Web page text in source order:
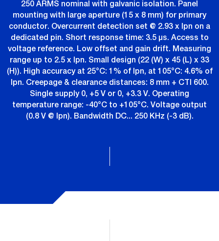
250 ARMS nominal with galvanic isolation. Panel
mounting with large aperture (15 x 8 mm) for primary
conductor. Overcurrent detection set @ 2.93 x Ipn on a
dedicated pin. Short response time: 3.5 µs. Access to
voltage reference. Low offset and gain drift. Measuring
range up to 2.5 x Ipn. Small design (22 (W) x 45 (L) x 33
(H)). High accuracy at 25°C: 1% of Ipn, at 105°C: 4.6% of
Ipn. Creepage & clearance distances: 8 mm + CTI 600.
Single supply 0, +5 V or 0, +3.3 V. Operating
temperature range: -40°C to +105°C. Voltage output
(0.8 V @ Ipn). Bandwidth DC... 250 KHz (-3 dB).